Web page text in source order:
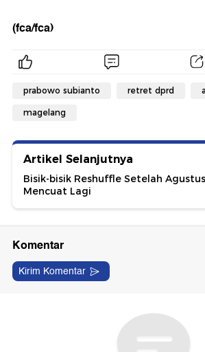
(fca/fca)
prabowo subianto retret dprd
magelang
Artikel Selanjutnya
Bisik-bisik Reshuffle Setelah
Mencuat Lagi